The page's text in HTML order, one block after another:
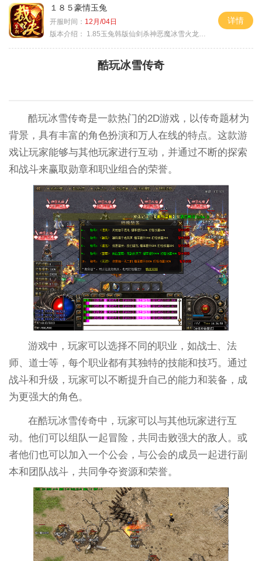
１８５豪情玉兔
开服时间： 12月/04日
版本介绍：
1.85玉兔韩版仙剑杀神恶魔冰雪火龙神器专属
详情
酷玩冰雪传奇
酷玩冰雪传奇是一款热门的2D游戏，以传奇题材为
背景，具有丰富的角色扮演和万人在线的特点。这款游
戏让玩家能够与其他玩家进行互动，并通过不断的探索
和战斗来赢取勋章和职业组合的荣誉。
游戏中，玩家可以选择不同的职业，如战士、法
师、道士等，每个职业都有其独特的技能和技巧。通过
战斗和升级，玩家可以不断提升自己的能力和装备，成
为更强大的角色。
在酷玩冰雪传奇中，玩家可以与其他玩家进行互
动。他们可以组队一起冒险，共同击败强大的敌人。或
者他们也可以加入一个公会，与公会的成员一起进行副
本和团队战斗，共同争夺资源和荣誉。